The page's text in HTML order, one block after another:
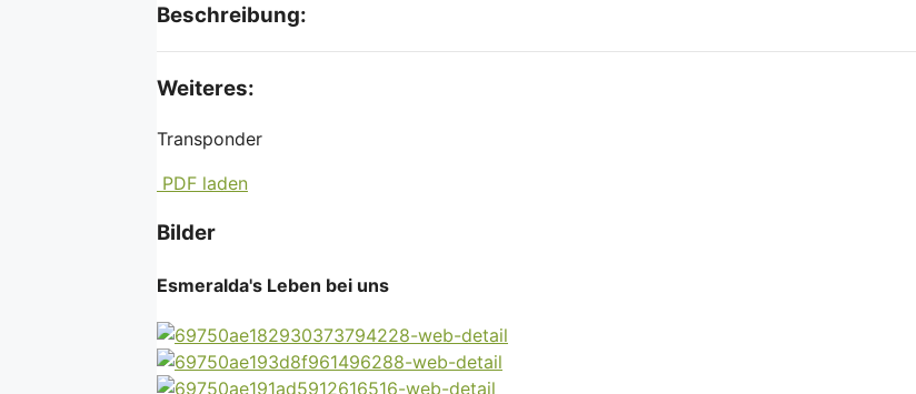
Beschreibung:
Weiteres:
Transponder
PDF laden
Bilder
Esmeralda's Leben bei uns